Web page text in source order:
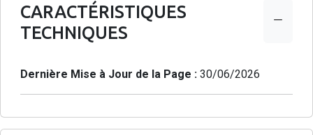
CARACTÉRISTIQUES
TECHNIQUES
Dernière Mise à Jour de la Page : 30/06/2026